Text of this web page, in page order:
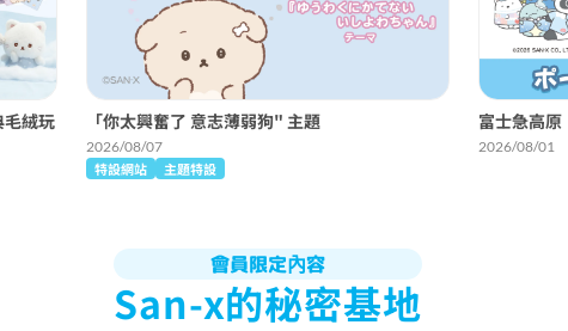
絨玩 「你太興奮了 意志薄弱狗" 主題
2026/08/07
特設網站 主題特設
富士急高原
2026/08/01
會員限定內容
San-x的秘密基地